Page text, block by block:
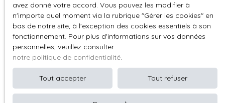
avez donné votre accord. Vous pouvez les modifier à
n'importe quel moment via la rubrique ″Gérer les cookies″ en
bas de notre site, à l'exception des cookies essentiels à son
fonctionnement. Pour plus d'informations sur vos données
personnelles, veuillez consulter
notre politique de confidentialité.
Tout accepter Tout refuser